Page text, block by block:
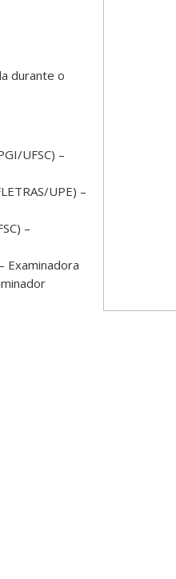
durante o
UFSC) –
UPE) –
–
Examinadora